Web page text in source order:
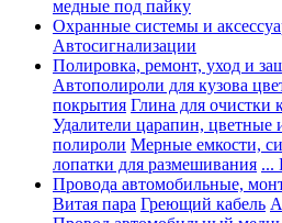
медные под пайку
Охранные системы и
Автосигнализации
Полировка, ремонт, уход и
Автополироли для кузова
покрытия Глина для очистки
Удалители царапин, цветные
полироли Мерные емкости,
лопатки для размешивания ...
Провода автомобильные,
Витая пара Греющий кабель